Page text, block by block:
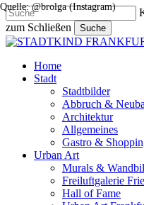
Skip
to
main
content
zum Schließen
Suche
Close
search
Menu
Home
Stadt
Stadtbilder
Abbruch &
Architektur
Allgemeines
Gastro &
Urban Art
Murals &
Freiluftgalerie
Hall of Fame
Quelle: @brolga (Instagram)